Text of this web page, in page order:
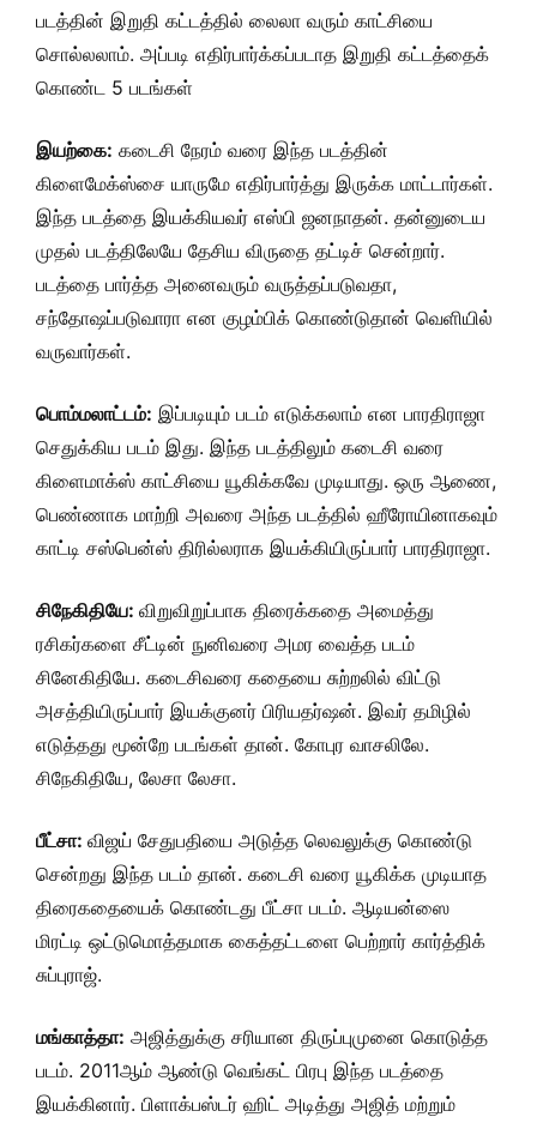
படத்தின் இறுதி கட்டத்தில் லைலா வரும் காட்சியை
சொல்லலாம். அப்படி எதிர்பார்க்கப்படாத இறுதி கட்டத்தைக்
கொண்ட 5 படங்கள்
இயற்கை: கடைசி நேரம் வரை இந்த படத்தின்
கிளைமேக்ஸ்சை யாருமே எதிர்பார்த்து இருக்க மாட்டார்கள்.
இந்த படத்தை இயக்கியவர் எஸ்பி ஜனநாதன். தன்னுடைய
முதல் படத்திலேயே தேசிய விருதை தட்டிச் சென்றார்.
படத்தை பார்த்த அனைவரும் வருத்தப்படுவதா,
சந்தோஷப்படுவாரா என குழம்பிக் கொண்டுதான் வெளியில்
வருவார்கள்.
பொம்மலாட்டம்: இப்படியும் படம் எடுக்கலாம் என பாரதிராஜா
செதுக்கிய படம் இது. இந்த படத்திலும் கடைசி வரை
கிளைமாக்ஸ் காட்சியை யூகிக்கவே முடியாது. ஒரு ஆணை,
பெண்ணாக மாற்றி அவரை அந்த படத்தில் ஹீரோயினாகவும்
காட்டி சஸ்பென்ஸ் திரில்லராக இயக்கியிருப்பார் பாரதிராஜா.
சிநேகிதியே: விறுவிறுப்பாக திரைக்கதை அமைத்து
ரசிகர்களை சீட்டின் நுனிவரை அமர வைத்த படம்
சினேகிதியே. கடைசிவரை கதையை சுற்றலில் விட்டு
அசத்தியிருப்பார் இயக்குனர் பிரியதர்ஷன். இவர் தமிழில்
எடுத்தது மூன்றே படங்கள் தான். கோபுர வாசலிலே.
சிநேகிதியே, லேசா லேசா.
பீட்சா: விஜய் சேதுபதியை அடுத்த லெவலுக்கு கொண்டு
சென்றது இந்த படம் தான். கடைசி வரை யூகிக்க முடியாத
திரைகதையைக் கொண்டது பீட்சா படம். ஆடியன்ஸை
மிரட்டி ஒட்டுமொத்தமாக கைத்தட்டளை பெற்றார் கார்த்திக்
சுப்புராஜ்.
மங்காத்தா: அஜித்துக்கு சரியான திருப்புமுனை கொடுத்த
படம். 2011ஆம் ஆண்டு வெங்கட் பிரபு இந்த படத்தை
இயக்கினார். பிளாக்பஸ்டர் ஹிட் அடித்து அஜித் மற்றும்